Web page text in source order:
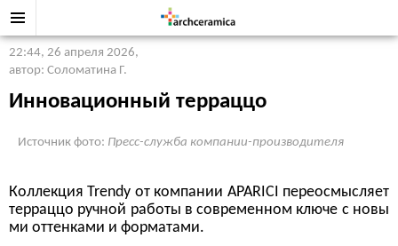
22:44, 26 апреля 2026,
автор: Соломатина Г.
Инновационный терраццо
Источник фото: Пресс-служба компании-производителя
Коллекция Trendy от компании APARICI переосмысляет
терраццо ручной работы в современном ключе с новы
ми оттенками и форматами.